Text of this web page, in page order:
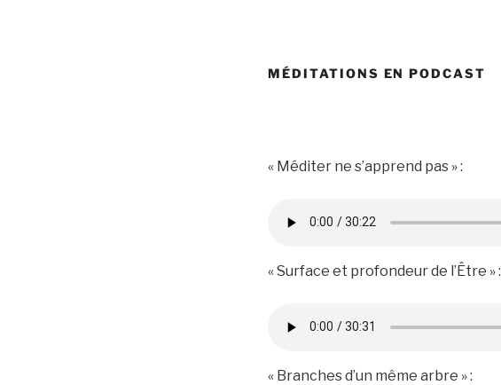
MÉDITATIONS EN PODCAST
« Méditer ne s’apprend pas » :
« Surface et profondeur de l’Être » :
« Branches d’un même arbre » :